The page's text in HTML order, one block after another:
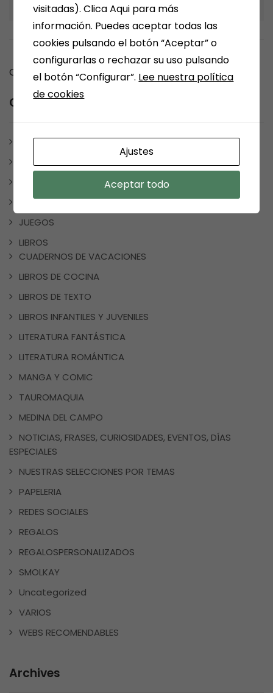
LIBROS
Comments are closed.
Category
ARÉVALO
ARTÍCULOS Y ESCRITOS
ESCRITORES MEDINENSES Y AFINES
JUEGOS
LIBROS
CUADERNOS DE VACACIONES
LIBROS DE COCINA
LIBROS DE TEXTO
LIBROS INFANTILES Y JUVENILES
LITERATURA FANTÁSTICA
LITERATURA ROMÁNTICA
MANGA Y COMIC
TAUROMAQUIA
MEDINA DEL CAMPO
NOTICIAS, FRASES, CURIOSIDADES, EVENTOS, DÍAS
ESPECIALES
NUESTRAS SELECCIONES POR TEMAS
PAPELERIA
REDES SOCIALES
REGALOS
REGALOSPERSONALIZADOS
SMOLKAY
Uncategorized
VARIOS
WEBS RECOMENDABLES
Archives
visitadas). Clica Aqui para más
información. Puedes aceptar todas las
cookies pulsando el botón “Aceptar” o
configurarlas o rechazar su uso pulsando
el botón “Configurar”. Lee nuestra política
de cookies
Ajustes
Aceptar todo